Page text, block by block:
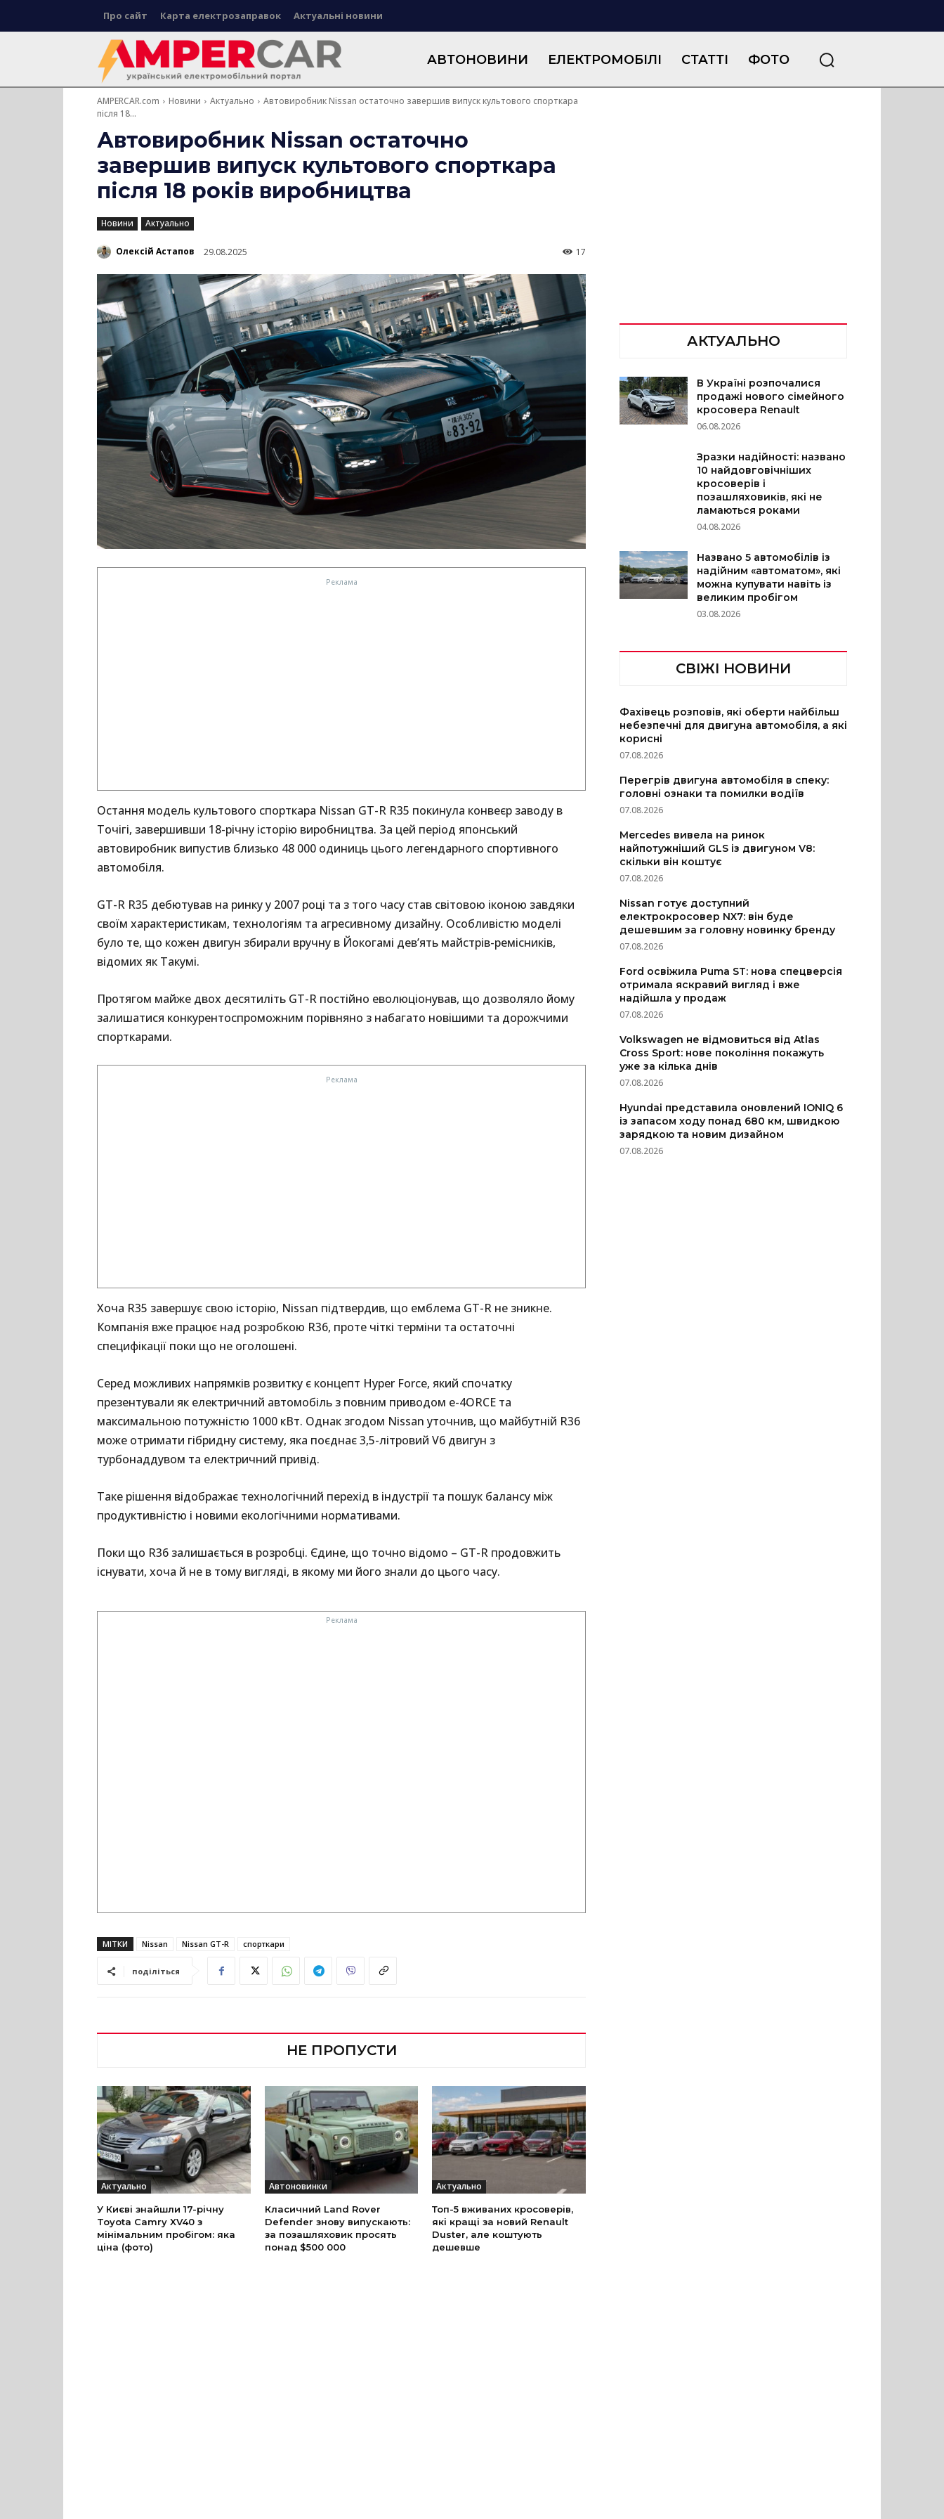
Про сайт Карта електрозаправок Актуальні новини
АВТОНОВИНИ ЕЛЕКТРОМОБІЛІ СТАТТІ ФОТО
AMPERCAR.com Новини Актуально
Автовиробник Nissan остаточно завершив випуск культового спорткара
після 18...
Автовиробник Nissan остаточно
завершив випуск культового спорткара
після 18 років виробництва
Новини Актуально
Олексій Астапов 29.08.2025 17
Остання модель культового спорткара Nissan GT-R R35 покинула конвеєр заводу в
Точігі, завершивши 18-річну історію виробництва. За цей період японський
автовиробник випустив близько 48 000 одиниць цього легендарного спортивного
автомобіля.
GT-R R35 дебютував на ринку у 2007 році та з того часу став світовою іконою завдяки
своїм характеристикам, технологіям та агресивному дизайну. Особливістю моделі
було те, що кожен двигун збирали вручну в Йокогамі дев’ять майстрів-ремісників,
відомих як Такумі.
Протягом майже двох десятиліть GT-R постійно еволюціонував, що дозволяло йому
залишатися конкурентоспроможним порівняно з набагато новішими та дорожчими
спорткарами.
Хоча R35 завершує свою історію, Nissan підтвердив, що емблема GT-R не зникне.
Компанія вже працює над розробкою R36, проте чіткі терміни та остаточні
специфікації поки що не оголошені.
Серед можливих напрямків розвитку є концепт Hyper Force, який спочатку
презентували як електричний автомобіль з повним приводом e-4ORCE та
максимальною потужністю 1000 кВт. Однак згодом Nissan уточнив, що майбутній R36
може отримати гібридну систему, яка поєднає 3,5-літровий V6 двигун з
турбонаддувом та електричний привід.
Таке рішення відображає технологічний перехід в індустрії та пошук балансу між
продуктивністю і новими екологічними нормативами.
Поки що R36 залишається в розробці. Єдине, що точно відомо – GT-R продовжить
існувати, хоча й не в тому вигляді, в якому ми його знали до цього часу.
МІТКИ Nissan Nissan GT-R спорткари
поділіться
НЕ ПРОПУСТИ
Актуально
У Києві знайшли 17-річну
Toyota Camry XV40 з
мінімальним пробігом: яка
ціна (фото)
Автоновинки
Класичний Land Rover
Defender знову випускають:
за позашляховик просять
понад $500 000
Актуально
Топ-5 вживаних кросоверів,
які кращі за новий Renault
Duster, але коштують
дешевше
АКТУАЛЬНО
В Україні розпочалися
продажі нового сімейного
кросовера Renault
06.08.2026
Зразки надійності: названо
10 найдовговічніших
кросоверів і
позашляховиків, які не
ламаються роками
04.08.2026
Названо 5 автомобілів із
надійним «автоматом», які
можна купувати навіть із
великим пробігом
03.08.2026
СВІЖІ НОВИНИ
Фахівець розповів, які оберти найбільш
небезпечні для двигуна автомобіля, а які
корисні
07.08.2026
Перегрів двигуна автомобіля в спеку:
головні ознаки та помилки водіїв
07.08.2026
Mercedes вивела на ринок
найпотужніший GLS із двигуном V8:
скільки він коштує
07.08.2026
Nissan готує доступний
електрокросовер NX7: він буде
дешевшим за головну новинку бренду
07.08.2026
Ford освіжила Puma ST: нова спецверсія
отримала яскравий вигляд і вже
надійшла у продаж
07.08.2026
Volkswagen не відмовиться від Atlas
Cross Sport: нове покоління покажуть
уже за кілька днів
07.08.2026
Hyundai представила оновлений IONIQ 6
із запасом ходу понад 680 км, швидкою
зарядкою та новим дизайном
07.08.2026